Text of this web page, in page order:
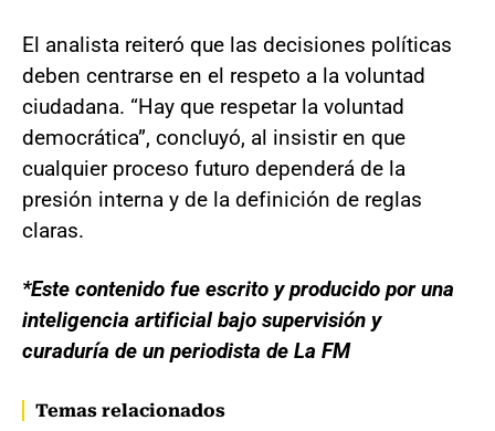
El analista reiteró que las decisiones políticas
deben centrarse en el respeto a la voluntad
ciudadana. “Hay que respetar la voluntad
democrática”, concluyó, al insistir en que
cualquier proceso futuro dependerá de la
presión interna y de la definición de reglas
claras.
*Este contenido fue escrito y producido por una
inteligencia artificial bajo supervisión y
curaduría de un periodista de La FM
Temas relacionados